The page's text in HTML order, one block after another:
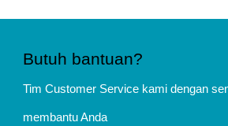
Butuh bantuan?
Tim Customer Service kami dengan
membantu Anda